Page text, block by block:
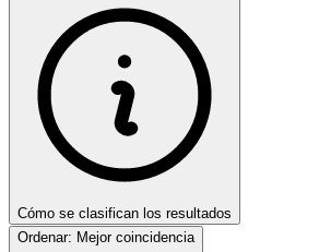
Cómo se clasifican los resultados
Ordenar: Mejor coincidencia